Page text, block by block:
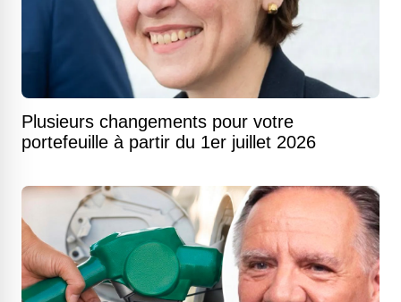
Plusieurs changements pour votre
portefeuille à partir du 1er juillet 2026